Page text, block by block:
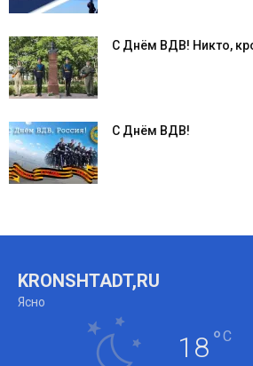
С Днём ВДВ! Никто,
С Днём ВДВ!
KRONSHTADT,RU
Ясно
18°C